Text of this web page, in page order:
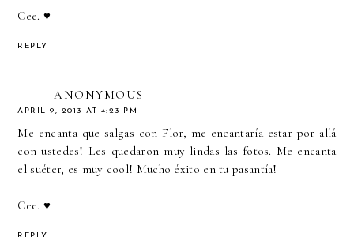
Cee. ♥
REPLY
ANONYMOUS
APRIL 9, 2013 AT 4:23 PM
Me encanta que salgas con Flor, me encantaría estar por allá
con ustedes! Les quedaron muy lindas las fotos. Me encanta
el suéter, es muy cool! Mucho éxito en tu pasantía!
Cee. ♥